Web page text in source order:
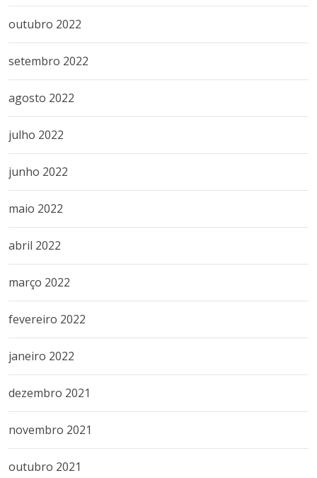
outubro 2022
setembro 2022
agosto 2022
julho 2022
junho 2022
maio 2022
abril 2022
março 2022
fevereiro 2022
janeiro 2022
dezembro 2021
novembro 2021
outubro 2021